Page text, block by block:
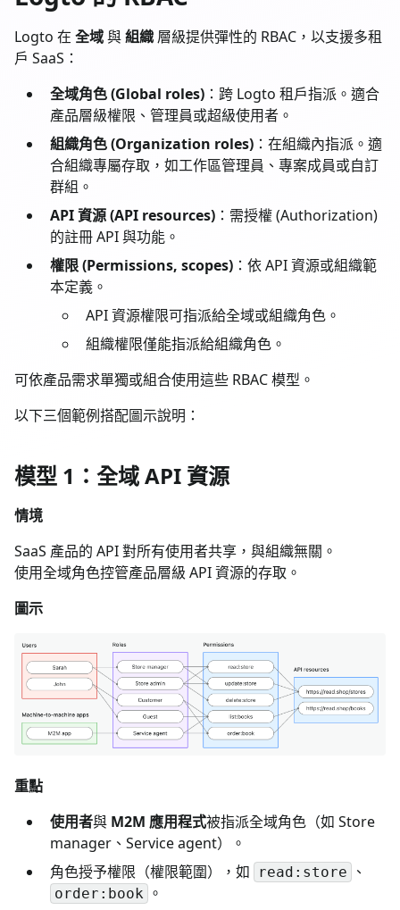
Logto 在 全域與組織 層級提供彈性的 RBAC，以支援多租
戶 SaaS：
全域角色 (Global roles) ：跨 Logto 租戶指派。適合
產品層級權限、管理員或超級使用者。
組織角色 (Organization roles) ：在組織內指派。適
合組織專屬存取，如工作區管理員、專案成員或自訂
群組。
API 資源 (API resources) ：需授權 (Authorization)
的註冊 API 與功能。
權限 (Permissions, scopes) ：依 API 資源或組織範
本定義。
API 資源權限可指派給全域或組織角色。
組織權限僅能指派給組織角色。
可依產品需求單獨或組合使用這些 RBAC 模型。
以下三個範例搭配圖示說明：
模型 1：全域 API 資源
情境
SaaS 產品的 API 對所有使用者共享，與組織無關。
使用全域角色控管產品層級 API 資源的存取。
圖示
重點
使用者與 M2M 應用程式被指派全域角色（如 Store
manager、Service agent）。
角色授予權限（權限範圍），如
read:store 、
order:book 。